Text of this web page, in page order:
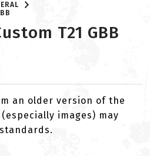
T21 GBB
an older version of the
images) may